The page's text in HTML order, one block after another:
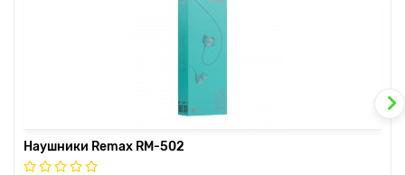
Наушники Remax RM-502